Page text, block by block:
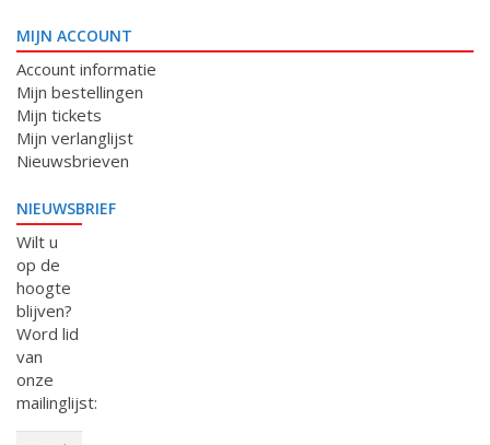
MIJN ACCOUNT
Account informatie
Mijn bestellingen
Mijn tickets
Mijn verlanglijst
Nieuwsbrieven
NIEUWSBRIEF
Wilt u
op de
hoogte
blijven?
Word lid
van
onze
mailinglijst: